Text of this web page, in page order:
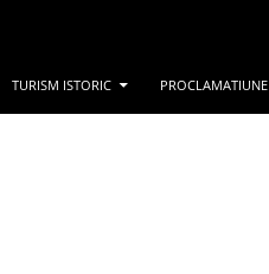
TURISM ISTORIC PROCLAMATIUNE